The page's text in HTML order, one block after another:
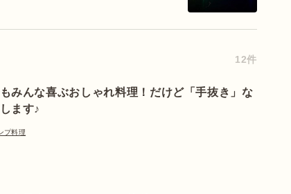
12件
みんな喜ぶおしゃれ料理！だけど「手抜き」な
ます♪
プ料理